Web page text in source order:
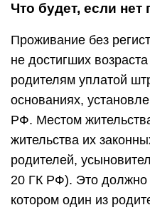
Что будет, если нет
Проживание без
не достигших
родителям уплатой
основаниях,
РФ. Местом
жительства их
родителей,
20 ГК РФ). Это
котором один из